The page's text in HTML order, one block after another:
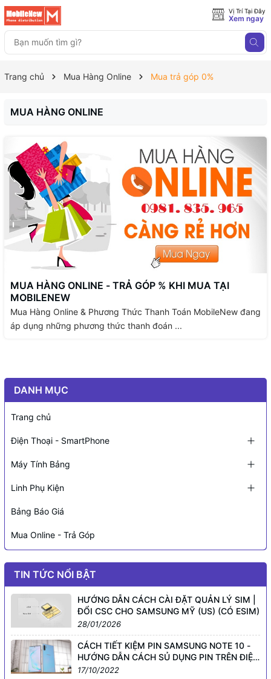
Vị Trí Tại Đây
Xem ngay
Trang chủ Mua Hàng Online Mua trả góp 0%
MUA HÀNG ONLINE
MUA HÀNG ONLINE - TRẢ GÓP % KHI MUA TẠI
MOBILENEW
Mua Hàng Online & Phương Thức Thanh Toán MobileNew đang
áp dụng những phương thức thanh đoán ...
DANH MỤC
Trang chủ
Điện Thoại - SmartPhone
Máy Tính Bảng
Linh Phụ Kiện
Bảng Báo Giá
Mua Online - Trả Góp
TIN TỨC NỔI BẬT
HƯỚNG DẪN CÁCH CÀI ĐẶT QUẢN LÝ SIM |
ĐỔI CSC CHO SAMSUNG MỸ (US) (CÓ ESIM)
28/01/2026
CÁCH TIẾT KIỆM PIN SAMSUNG NOTE 10 -
HƯỚNG DẪN CÁCH SỦ DỤNG PIN TRÊN ĐIỆN
THOẠI SMARTPHONE GALAXY KHÁC
17/10/2022